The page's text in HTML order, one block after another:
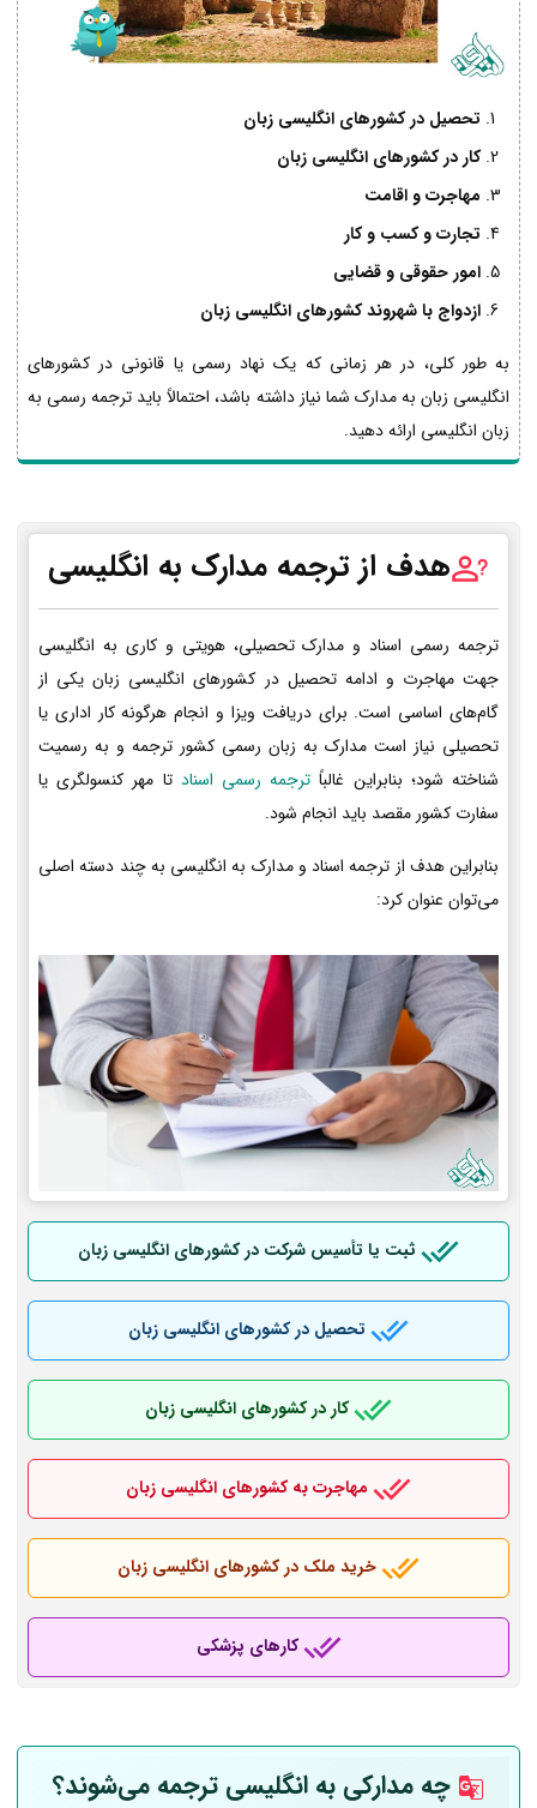
تحصیل در کشورهای انگلیسی زبان
کار در کشورهای انگلیسی زبان
مهاجرت و اقامت
تجارت و کسب و کار
امور حقوقی و قضایی
ازدواج با شهروند کشورهای انگلیسی زبان
به طور کلی، در هر زمانی که یک نهاد رسمی یا قانونی در کشورهای
انگلیسی زبان به مدارک شما نیاز داشته باشد، احتمالاً باید ترجمه رسمی به
زبان انگلیسی ارائه دهید.
هدف از ترجمه مدارک به انگلیسی
ترجمه رسمی اسناد و مدارک تحصیلی، هویتی و کاری به انگلیسی
جهت مهاجرت و ادامه تحصیل در کشورهای انگلیسی زبان یکی از
گام‌های اساسی است. برای دریافت ویزا و انجام هرگونه کار اداری یا
تحصیلی نیاز است مدارک به زبان رسمی کشور ترجمه و به رسمیت
شناخته شود؛ بنابراین غالباً ترجمه رسمی اسناد تا مهر کنسولگری یا
سفارت کشور مقصد باید انجام شود.
بنابراین هدف از ترجمه اسناد و مدارک به انگلیسی به چند دسته اصلی
می‌توان عنوان کرد:
ثبت یا تأسیس شرکت در کشورهای انگلیسی زبان
تحصیل در کشورهای انگلیسی زبان
کار در کشورهای انگلیسی زبان
مهاجرت به کشورهای انگلیسی زبان
خرید ملک در کشورهای انگلیسی زبان
کارهای پزشکی
چه مدارکی به انگلیسی ترجمه می‌شوند؟